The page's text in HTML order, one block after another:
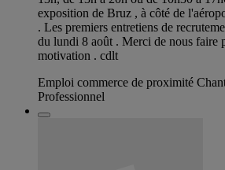
exposition de Bruz , à côté de
. Les premiers entretiens de
du lundi 8 août . Merci de nous faire
motivation . cdlt
Emploi commerce de proximité
Professionnel